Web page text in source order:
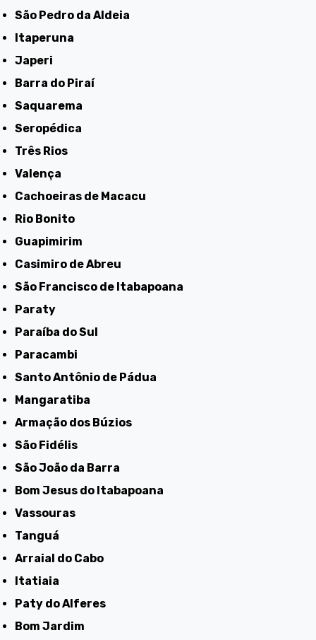
São Pedro da Aldeia
Itaperuna
Japeri
Barra do Piraí
Saquarema
Seropédica
Três Rios
Valença
Cachoeiras de Macacu
Rio Bonito
Guapimirim
Casimiro de Abreu
São Francisco de Itabapoana
Paraty
Paraíba do Sul
Paracambi
Santo Antônio de Pádua
Mangaratiba
Armação dos Búzios
São Fidélis
São João da Barra
Bom Jesus do Itabapoana
Vassouras
Tanguá
Arraial do Cabo
Itatiaia
Paty do Alferes
Bom Jardim